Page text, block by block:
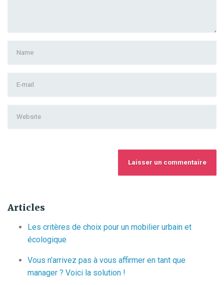
Last
name*
Address*
Articles
Les critères de choix pour un mobilier urbain et
écologique
Vous n’arrivez pas à vous affirmer en tant que
manager ? Voici la solution !